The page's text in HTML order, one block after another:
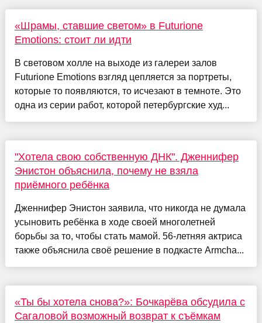
«Шрамы, ставшие светом» в Futurione
Emotions: стоит ли идти
В световом холле на выходе из галереи залов
Futurione Emotions взгляд цепляется за портреты,
которые то появляются, то исчезают в темноте. Это
одна из серии работ, которой петербургские худ...
"Хотела свою собственную ДНК". Дженнифер
Энистон объяснила, почему не взяла
приёмного ребёнка
Дженнифер Энистон заявила, что никогда не думала
усыновить ребёнка в ходе своей многолетней
борьбы за то, чтобы стать мамой. 56-летняя актриса
также объяснила своё решение в подкасте Armcha...
«Ты бы хотела снова?»: Бочкарёва обсудила с
Сагаловой возможный возврат к съёмкам